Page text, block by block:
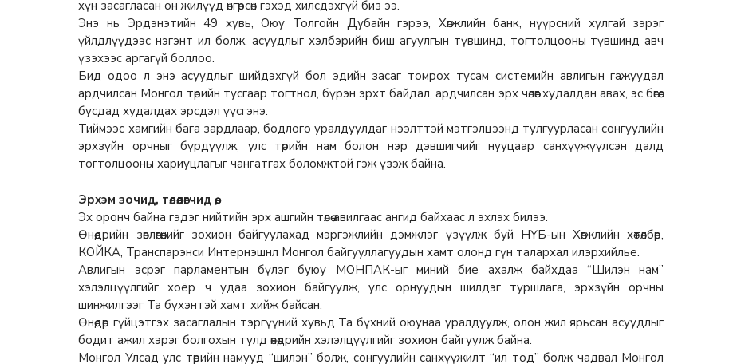
хүн засагласан он жилүүд өнгөрсөн гэхэд хилсдэхгүй биз ээ.
Энэ нь Эрдэнэтийн 49 хувь, Оюу Толгойн Дубайн гэрээ, Хөгжлийн банк, нүүрсний хулгай зэрэг
үйлдлүүдээс нэгэнт ил болж, асуудлыг хэлбэрийн биш агуулгын түвшинд, тогтолцооны түвшинд авч
үзэхээс аргагүй боллоо.
Бид одоо л энэ асуудлыг шийдэхгүй бол эдийн засаг томрох тусам системийн авлигын гажуудал
ардчилсан Монгол төрийн тусгаар тогтнол, бүрэн эрхт байдал, ардчилсан эрх чөлөөг худалдан авах, эс бөгөөс
бусдад худалдах эрсдэл үүсгэнэ.
Тиймээс хамгийн бага зардлаар, бодлого уралдуулдаг нээлттэй мэтгэлцээнд тулгуурласан сонгуулийн
эрхзүйн орчныг бүрдүүлж, улс төрийн нам болон нэр дэвшигчийг нууцаар санхүүжүүлсэн далд
тогтолцооны хариуцлагыг чангатгах боломжтой гэж үзэж байна.
Эрхэм зочид, төлөөлөгчид өө,
Эх оронч байна гэдэг нийтийн эрх ашгийн төлөө авилгаас ангид байхаас л эхлэх билээ.
Өнөөдрийн зөвлөгөөнийг зохион байгуулахад мэргэжлийн дэмжлэг үзүүлж буй НҮБ-ын Хөгжлийн хөтөлбөр,
КОЙКА, Транспарэнси Интернэшнл Монгол байгууллагуудын хамт олонд гүн талархал илэрхийлье.
Авлигын эсрэг парламентын бүлэг буюу МОНПАК-ыг миний бие ахалж байхдаа “Шилэн нам”
хэлэлцүүлгийг хоёр ч удаа зохион байгуулж, улс орнуудын шилдэг туршлага, эрхзүйн орчны
шинжилгээг Та бүхэнтэй хамт хийж байсан.
Өнөөдөр гүйцэтгэх засаглалын тэргүүний хувьд Та бүхний оюунаа уралдуулж, олон жил ярьсан асуудлыг
бодит ажил хэрэг болгохын тулд өнөөдрийн хэлэлцүүлгийг зохион байгуулж байна.
Монгол Улсад улс төрийн намууд “шилэн” болж, сонгуулийн санхүүжилт “ил тод” болж чадвал Монгол